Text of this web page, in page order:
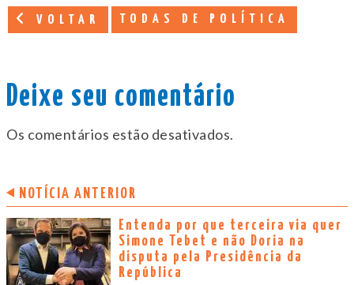
VOLTAR TODAS DE POLÍTICA
Deixe seu comentário
Os comentários estão desativados.
NOTÍCIA ANTERIOR
Entenda por que terceira via quer
Simone Tebet e não Doria na
disputa pela Presidência da
República